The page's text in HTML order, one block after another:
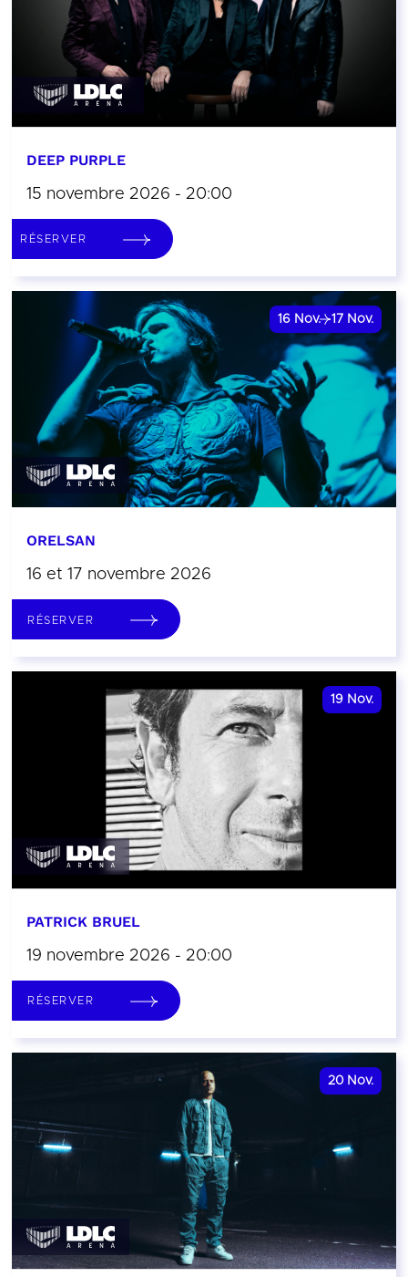
DEEP PURPLE
15 novembre 2026 - 20:00
RÉSERVER
16 Nov. 17 Nov.
ORELSAN
16 et 17 novembre 2026
RÉSERVER
19 Nov.
PATRICK BRUEL
19 novembre 2026 - 20:00
RÉSERVER
20 Nov.